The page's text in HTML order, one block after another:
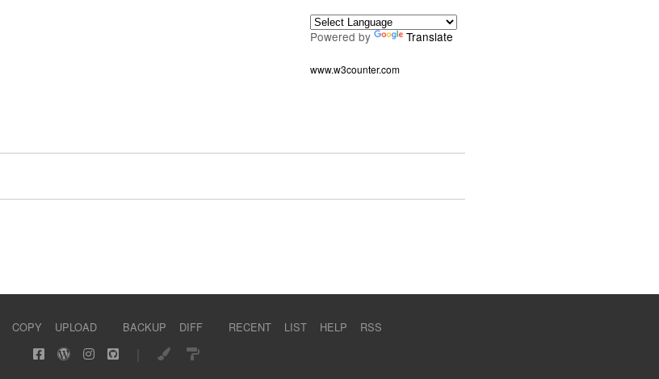
Powered by Translate
www.w3counter.com
COPY UPLOAD BACKUP DIFF RECENT LIST HELP RSS